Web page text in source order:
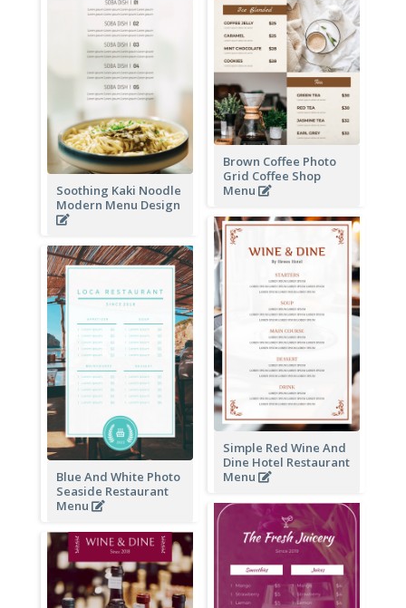
Soothing Kaki Noodle
Modern Menu Design
Blue And White Photo
Seaside Restaurant
Menu
Brown Coffee Photo
Grid Coffee Shop
Menu
Simple Red Wine And
Dine Hotel Restaurant
Menu